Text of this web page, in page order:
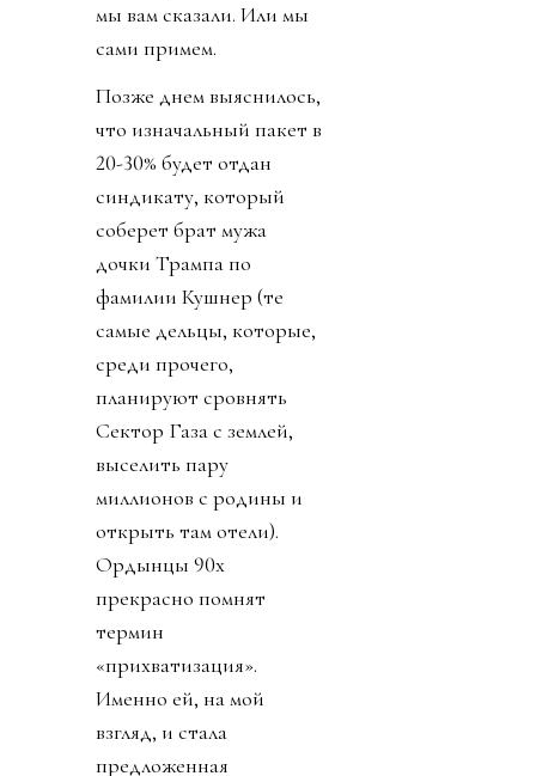
мы вам сказали. Или мы
сами примем.
Позже днем выяснилось,
что изначальный пакет в
20-30% будет отдан
синдикату, который
соберет брат мужа
дочки Трампа по
фамилии Кушнер (те
самые дельцы, которые,
среди прочего,
планируют сровнять
Сектор Газа с землей,
выселить пару
миллионов с родины и
открыть там отели).
Ордынцы 90х
прекрасно помнят
термин
«прихватизация».
Именно ей, на мой
взгляд, и стала
предложенная